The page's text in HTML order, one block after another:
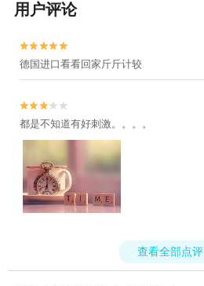
用户评论


德国进口看看回家斤斤计较


都是不知道有好刺激。。。。
查看全部点评